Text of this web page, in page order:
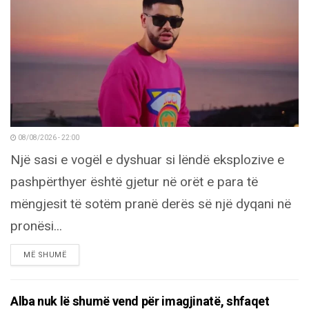
08/08/2026 - 22:00
Një sasi e vogël e dyshuar si lëndë eksplozive e
pashpërthyer është gjetur në orët e para të
mëngjesit të sotëm pranë derës së një dyqani në
pronësi...
MË SHUMËDETAILS
Alba nuk lë shumë vend për imagjinatë, shfaqet